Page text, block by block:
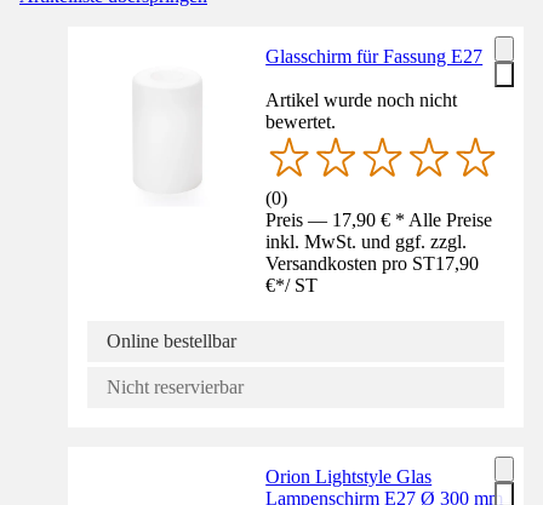
Glasschirm für Fassung E27
Artikel wurde noch nicht
bewertet.
(0)
Preis — 17,90 € * Alle Preise
inkl. MwSt. und ggf. zzgl.
Versandkosten pro ST17,90
€*/ ST
Online bestellbar
Nicht reservierbar
Orion Lightstyle Glas
Lampenschirm E27 Ø 300 mm